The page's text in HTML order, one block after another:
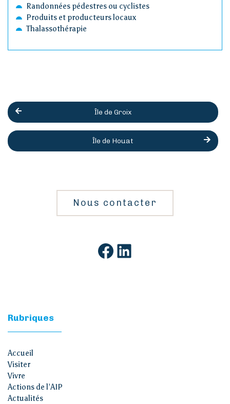
Randonnées pédestres ou cyclistes
Produits et producteurs locaux
Thalassothérapie
Île de Groix
Île de Houat
Nous contacter
Facebook
LinkedIn
Rubriques
Accueil
Visiter
Vivre
Actions de l’AIP
Actualités